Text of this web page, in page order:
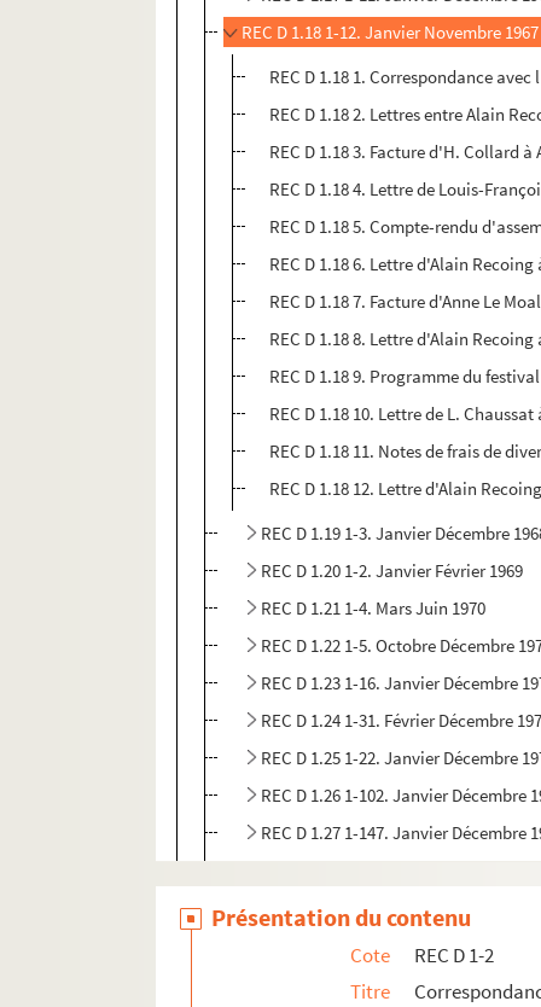
REC D 1.18 1-12. Janvier Novembre 1967
REC D 1.18 1. Correspondance
REC D 1.18 2. Lettres entre Alain
REC D 1.18 3. Facture d'H. Collard
REC D 1.18 4. Lettre de Louis-
REC D 1.18 5. Compte-rendu
REC D 1.18 6. Lettre d'Alain
REC D 1.18 7. Facture d'Anne Le
REC D 1.18 8. Lettre d'Alain
REC D 1.18 9. Programme du
REC D 1.18 10. Lettre de L.
REC D 1.18 11. Notes de frais de
REC D 1.18 12. Lettre d'Alain
REC D 1.19 1-3. Janvier Décembre
REC D 1.20 1-2. Janvier Février 1969
REC D 1.21 1-4. Mars Juin 1970
REC D 1.22 1-5. Octobre Décembre
REC D 1.23 1-16. Janvier Décembre
REC D 1.24 1-31. Février Décembre
REC D 1.25 1-22. Janvier Décembre
REC D 1.26 1-102. Janvier Décembre
REC D 1.27 1-147. Janvier Décembre
REC D 1.29 1-29. Janvier Décembre
REC D 1.30 1-29. Janvier Décembre
REC D 1.31 1-23. Janvier Décembre
Présentation du contenu
Cote
REC D 1-2
Titre